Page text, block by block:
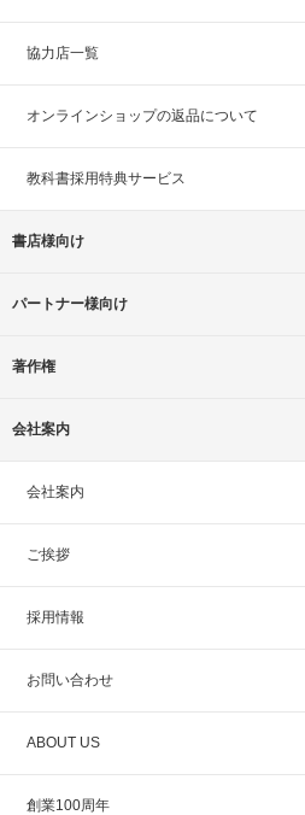
協力店一覧
オンラインショップの返品について
教科書採用特典サービス
書店様向け
パートナー様向け
著作権
会社案内
会社案内
ご挨拶
採用情報
お問い合わせ
ABOUT US
創業100周年